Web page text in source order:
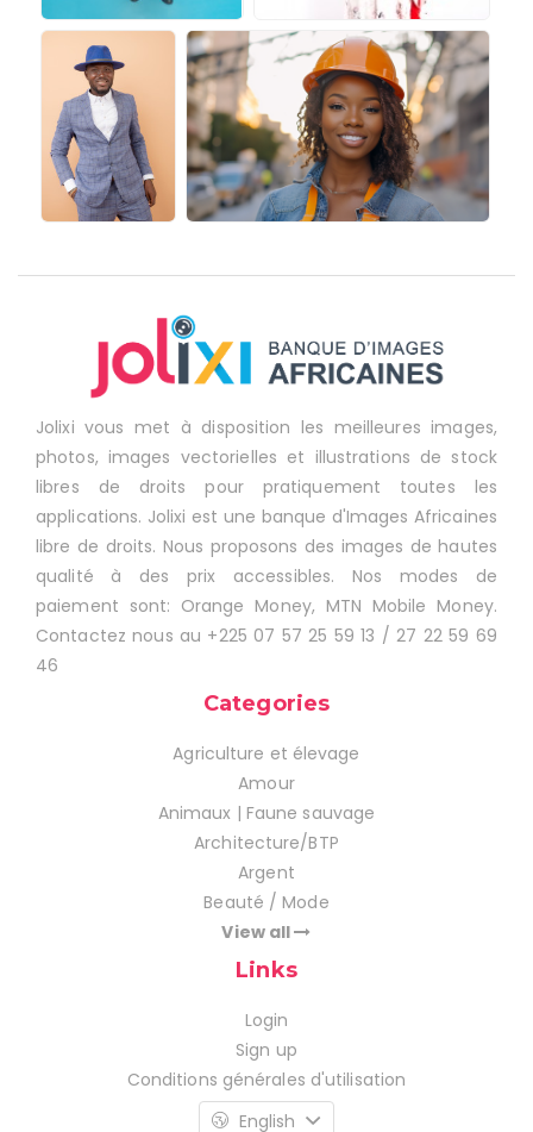
Jolixi vous met à disposition les meilleures images,
photos, images vectorielles et illustrations de stock
libres de droits pour pratiquement toutes les
applications. Jolixi est une banque d'Images Africaines
libre de droits. Nous proposons des images de hautes
qualité à des prix accessibles. Nos modes de
paiement sont: Orange Money, MTN Mobile Money.
Contactez nous au +225 07 57 25 59 13 / 27 22 59 69
46
Categories
Agriculture et élevage
Amour
Animaux | Faune sauvage
Architecture/BTP
Argent
Beauté / Mode
View all
Links
Login
Sign up
Conditions générales d'utilisation
English